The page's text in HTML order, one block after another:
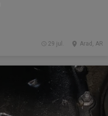
Arad, AR
29 jul.